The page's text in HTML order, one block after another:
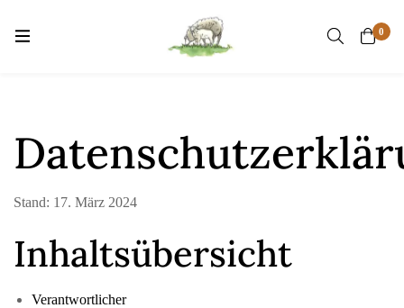
0
Stand: 17. März 2024
Inhaltsübersicht
Verantwortlicher